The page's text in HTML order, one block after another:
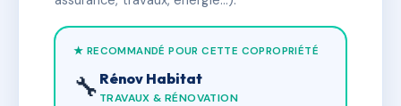
★ RECOMMANDÉ POUR CETTE COPROPRIÉTÉ
🔧 Rénov Habitat
TRAVAUX & RÉNOVATION